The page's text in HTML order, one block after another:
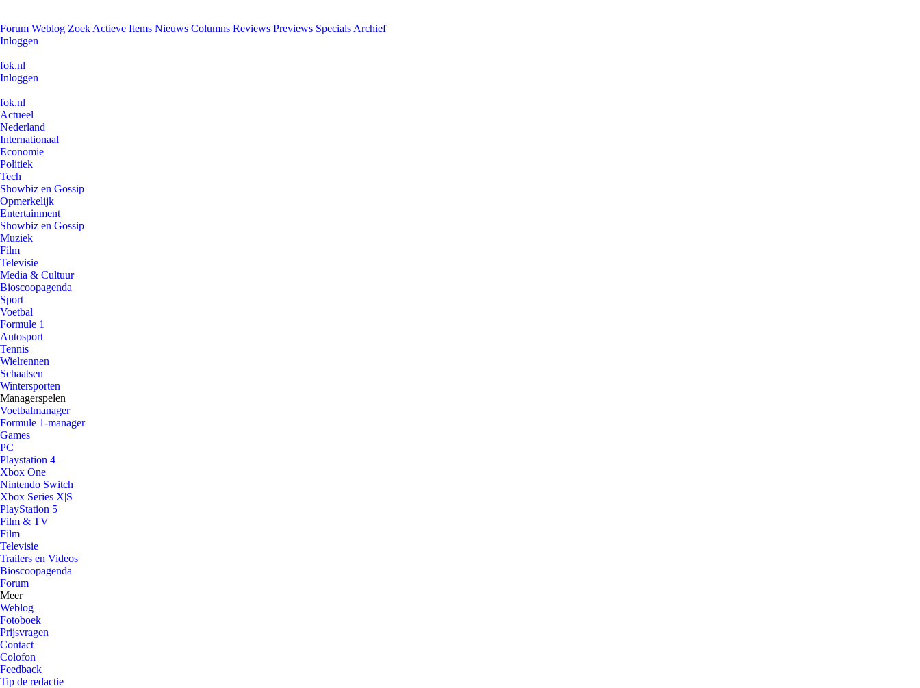
Forum Weblog Zoek Actieve Items Nieuws Columns Reviews Previews Specials Archief
Inloggen
fok.nl
Inloggen
fok.nl
Actueel
Nederland
Internationaal
Economie
Politiek
Tech
Showbiz en Gossip
Opmerkelijk
Entertainment
Showbiz en Gossip
Muziek
Film
Televisie
Media & Cultuur
Bioscoopagenda
Sport
Voetbal
Formule 1
Autosport
Tennis
Wielrennen
Schaatsen
Wintersporten
Managerspelen
Voetbalmanager
Formule 1-manager
Games
PC
Playstation 4
Xbox One
Nintendo Switch
Xbox Series X|S
PlayStation 5
Film & TV
Film
Televisie
Trailers en Videos
Bioscoopagenda
Forum
Meer
Weblog
Fotoboek
Prijsvragen
Contact
Colofon
Feedback
Tip de redactie